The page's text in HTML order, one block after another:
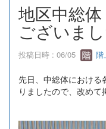
地区中総
ございま
投稿日時 : 06/05 階
先日、中総体における
りましたので、改めて